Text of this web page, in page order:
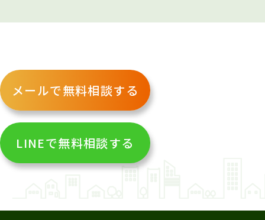
メールで無料相談する
LINEで無料相談する